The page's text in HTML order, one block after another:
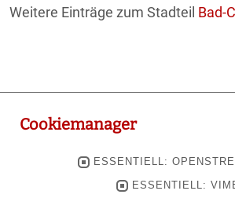
Weitere Einträge zum Stadteil Bad-
Cookiemanager
ESSENTIELL:
ESSENTIELL: